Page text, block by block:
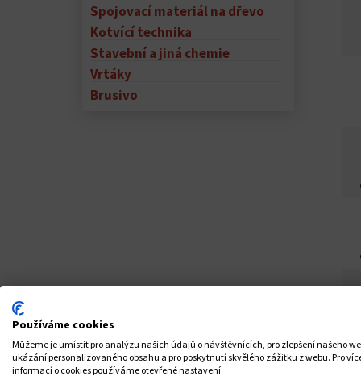
Spojovací materiál na dřevo
Kotvící technika
Stavební a jiná chemie
Vrtáky
Brusivo
Používáme cookies
Můžeme je umístit pro analýzu našich údajů o návštěvnících, pro zlepšení našeho
ukázání personalizovaného obsahu a pro poskytnutí skvělého zážitku z webu. Pro
informací o cookies používáme otevřené nastavení.